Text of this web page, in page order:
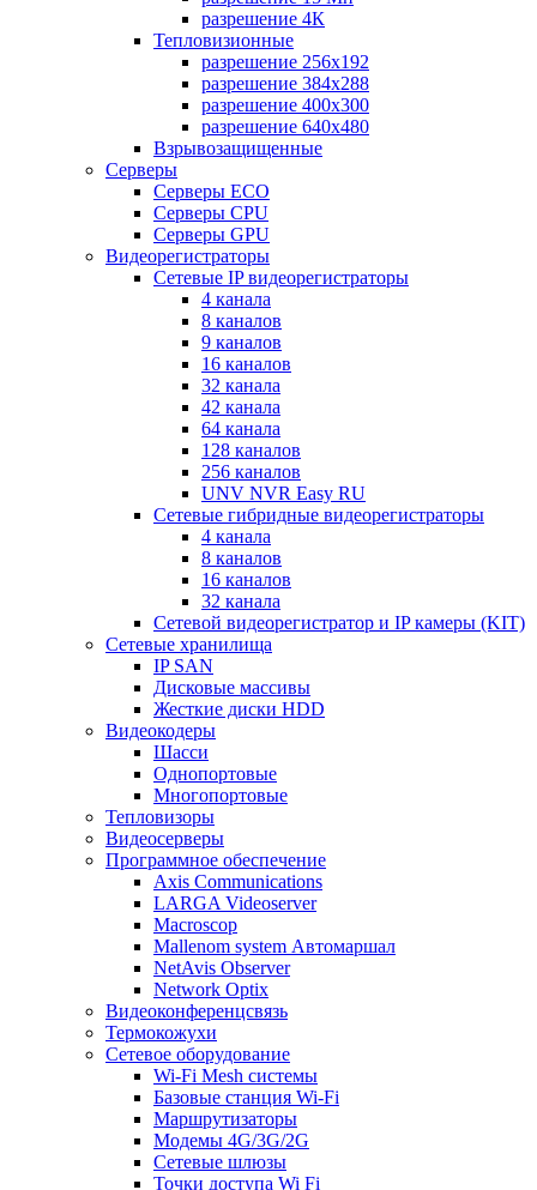
разрешение 4К
Тепловизионные
разрешение 256x192
разрешение 384х288
разрешение 400x300
разрешение 640х480
Взрывозащищенные
Серверы
Серверы ECO
Серверы CPU
Серверы GPU
Видеорегистраторы
Сетевые IP видеорегистраторы
4 канала
8 каналов
9 каналов
16 каналов
32 канала
42 канала
64 канала
128 каналов
256 каналов
UNV NVR Easy RU
Сетевые гибридные видеорегистраторы
4 канала
8 каналов
16 каналов
32 канала
Сетевой видеорегистратор и IP камеры (KIT)
Сетевые хранилища
IP SAN
Дисковые массивы
Жесткие диски HDD
Видеокодеры
Шасси
Однопортовые
Многопортовые
Тепловизоры
Видеосерверы
Программное обеспечение
Axis Communications
LARGA Videoserver
Macroscop
Mallenom system Автомаршал
NetAvis Observer
Network Optix
Видеоконференцсвязь
Термокожухи
Сетевое оборудование
Wi-Fi Mesh системы
Базовые станция Wi-Fi
Маршрутизаторы
Модемы 4G/3G/2G
Сетевые шлюзы
Точки доступа Wi Fi